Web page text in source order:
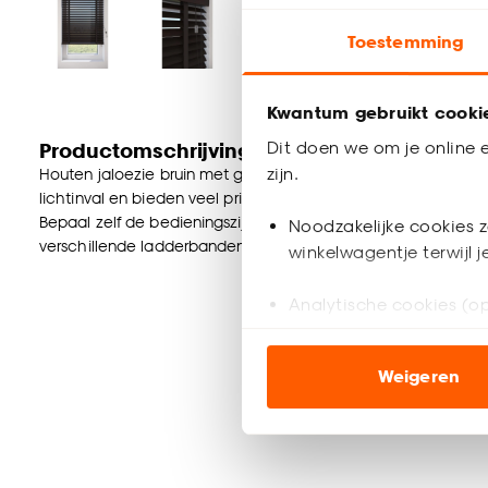
Toestemming
Kwantum gebruikt
Dit doen we om je online
zijn.
Noodzakelijke cookies
winkelwagentje terwijl
Analytische cookies
ook buiten de
Klik op ‘Ja, alles
noodzakelijke cookies
Weigeren
Productomschrijving
Houten jaloezie bruin met gelakte afwerking en lichte glans.
lichtinval en bieden veel privacy wanneer je deze sluit. Op
Bepaal zelf de bedieningszijde en kies uit diverse
verschillende ladderbanden en een koordhanger van hout,